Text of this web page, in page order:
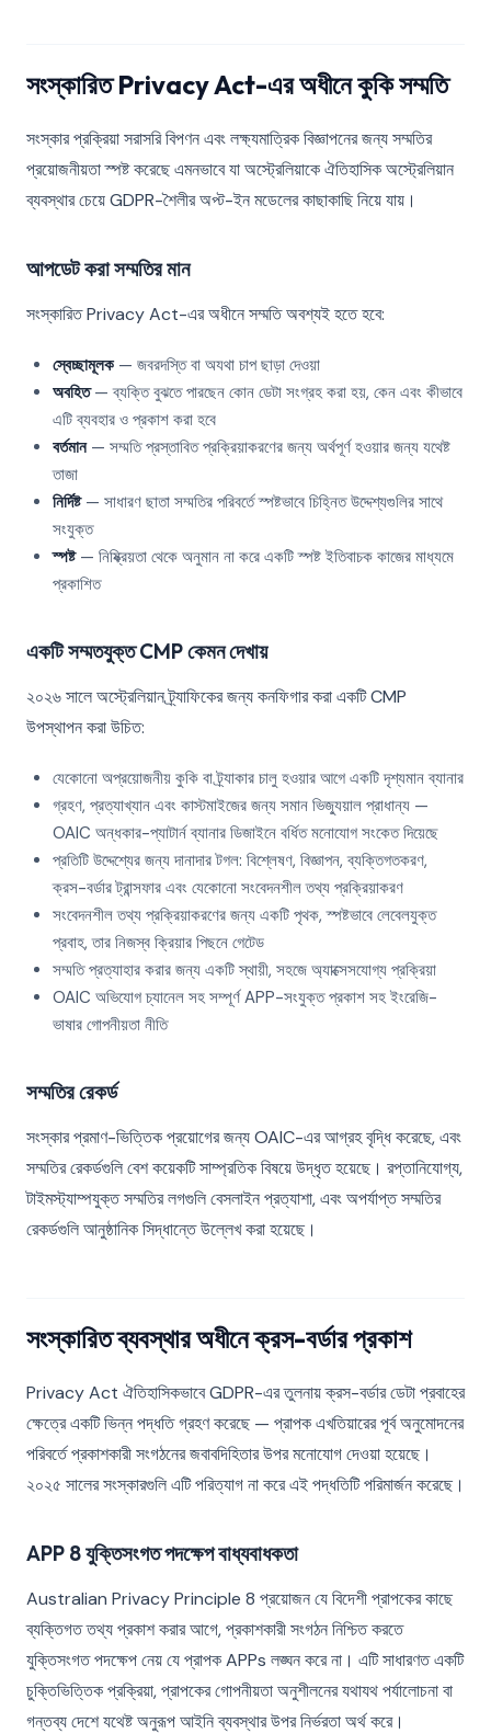
সংস্কারিত Privacy Act-এর অধীনে কুকি সম্মতি
সংস্কার প্রক্রিয়া সরাসরি বিপণন এবং লক্ষ্যমাত্রিক বিজ্ঞাপনের জন্য সম্মতির
প্রয়োজনীয়তা স্পষ্ট করেছে এমনভাবে যা অস্ট্রেলিয়াকে ঐতিহাসিক অস্ট্রেলিয়ান
ব্যবস্থার চেয়ে GDPR-শৈলীর অপ্ট-ইন মডেলের কাছাকাছি নিয়ে যায়।
আপডেট করা সম্মতির মান
সংস্কারিত Privacy Act-এর অধীনে সম্মতি অবশ্যই হতে হবে:
স্বেচ্ছামূলক— জবরদস্তি বা অযথা চাপ ছাড়া দেওয়া
অবহিত— ব্যক্তি বুঝতে পারছেন কোন ডেটা সংগ্রহ করা হয়, কেন এবং কীভাবে
এটি ব্যবহার ও প্রকাশ করা হবে
বর্তমান— সম্মতি প্রস্তাবিত প্রক্রিয়াকরণের জন্য অর্থপূর্ণ হওয়ার জন্য যথেষ্ট
তাজা
নির্দিষ্ট— সাধারণ ছাতা সম্মতির পরিবর্তে স্পষ্টভাবে চিহ্নিত উদ্দেশ্যগুলির সাথে
সংযুক্ত
স্পষ্ট— নিষ্ক্রিয়তা থেকে অনুমান না করে একটি স্পষ্ট ইতিবাচক কাজের মাধ্যমে
প্রকাশিত
একটি সম্মতযুক্ত CMP কেমন দেখায়
২০২৬ সালে অস্ট্রেলিয়ান ট্র্যাফিকের জন্য কনফিগার করা একটি CMP
উপস্থাপন করা উচিত:
যেকোনো অপ্রয়োজনীয় কুকি বা ট্র্যাকার চালু হওয়ার আগে একটি দৃশ্যমান ব্যানার
গ্রহণ, প্রত্যাখ্যান এবং কাস্টমাইজের জন্য সমান ভিজ্যুয়াল প্রাধান্য —
OAIC অন্ধকার-প্যাটার্ন ব্যানার ডিজাইনে বর্ধিত মনোযোগ সংকেত দিয়েছে
প্রতিটি উদ্দেশ্যের জন্য দানাদার টগল: বিশ্লেষণ, বিজ্ঞাপন, ব্যক্তিগতকরণ,
ক্রস-বর্ডার ট্রান্সফার এবং যেকোনো সংবেদনশীল তথ্য প্রক্রিয়াকরণ
সংবেদনশীল তথ্য প্রক্রিয়াকরণের জন্য একটি পৃথক, স্পষ্টভাবে লেবেলযুক্ত
প্রবাহ, তার নিজস্ব ক্রিয়ার পিছনে গেটেড
সম্মতি প্রত্যাহার করার জন্য একটি স্থায়ী, সহজে অ্যাক্সেসযোগ্য প্রক্রিয়া
OAIC অভিযোগ চ্যানেল সহ সম্পূর্ণ APP-সংযুক্ত প্রকাশ সহ ইংরেজি-
ভাষার গোপনীয়তা নীতি
সম্মতির রেকর্ড
সংস্কার প্রমাণ-ভিত্তিক প্রয়োগের জন্য OAIC-এর আগ্রহ বৃদ্ধি করেছে, এবং
সম্মতির রেকর্ডগুলি বেশ কয়েকটি সাম্প্রতিক বিষয়ে উদ্ধৃত হয়েছে। রপ্তানিযোগ্য,
টাইমস্ট্যাম্পযুক্ত সম্মতির লগগুলি বেসলাইন প্রত্যাশা, এবং অপর্যাপ্ত সম্মতির
রেকর্ডগুলি আনুষ্ঠানিক সিদ্ধান্তে উল্লেখ করা হয়েছে।
সংস্কারিত ব্যবস্থার অধীনে ক্রস-বর্ডার প্রকাশ
Privacy Act ঐতিহাসিকভাবে GDPR-এর তুলনায় ক্রস-বর্ডার ডেটা প্রবাহের
ক্ষেত্রে একটি ভিন্ন পদ্ধতি গ্রহণ করেছে — প্রাপক এখতিয়ারের পূর্ব অনুমোদনের
পরিবর্তে প্রকাশকারী সংগঠনের জবাবদিহিতার উপর মনোযোগ দেওয়া হয়েছে।
২০২৫ সালের সংস্কারগুলি এটি পরিত্যাগ না করে এই পদ্ধতিটি পরিমার্জন করেছে।
APP 8 যুক্তিসংগত পদক্ষেপ বাধ্যবাধকতা
Australian Privacy Principle 8 প্রয়োজন যে বিদেশী প্রাপকের কাছে
ব্যক্তিগত তথ্য প্রকাশ করার আগে, প্রকাশকারী সংগঠন নিশ্চিত করতে
যুক্তিসংগত পদক্ষেপ নেয় যে প্রাপক APPs লঙ্ঘন করে না। এটি সাধারণত একটি
চুক্তিভিত্তিক প্রক্রিয়া, প্রাপকের গোপনীয়তা অনুশীলনের যথাযথ পর্যালোচনা বা
গন্তব্য দেশে যথেষ্ট অনুরূপ আইনি ব্যবস্থার উপর নির্ভরতা অর্থ করে।